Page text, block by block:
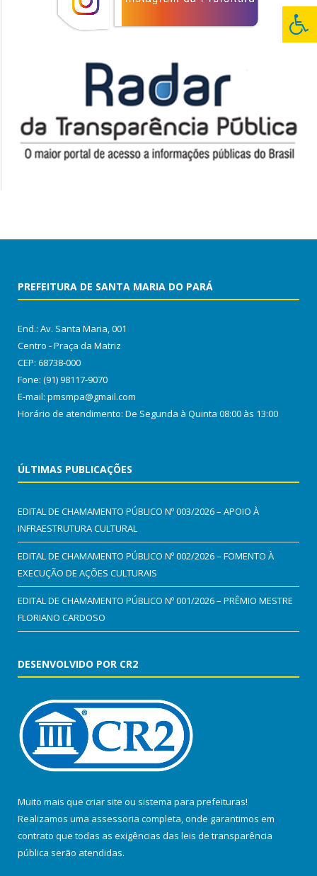
PREFEITURA DE SANTA MARIA DO PARÁ
End.: Av. Santa Maria, 001
Centro - Praça da Matriz
CEP: 68738-000
Fone: (91) 98117-9070
E-mail: pmsmpa@gmail.com
Horário de atendimento: De Segunda à Quinta 08:00 às 13:00
ÚLTIMAS PUBLICAÇÕES
EDITAL DE CHAMAMENTO PÚBLICO Nº 003/2026 – APOIO À
INFRAESTRUTURA CULTURAL
EDITAL DE CHAMAMENTO PÚBLICO Nº 002/2026 – FOMENTO À
EXECUÇÃO DE AÇÕES CULTURAIS
EDITAL DE CHAMAMENTO PÚBLICO Nº 001/2026 – PRÊMIO MESTRE
FLORIANO CARDOSO
DESENVOLVIDO POR CR2
Muito mais que criar site ou sistema para prefeituras!
Realizamos uma assessoria completa, onde garantimos em
contrato que todas as exigências das leis de transparência
pública serão atendidas.